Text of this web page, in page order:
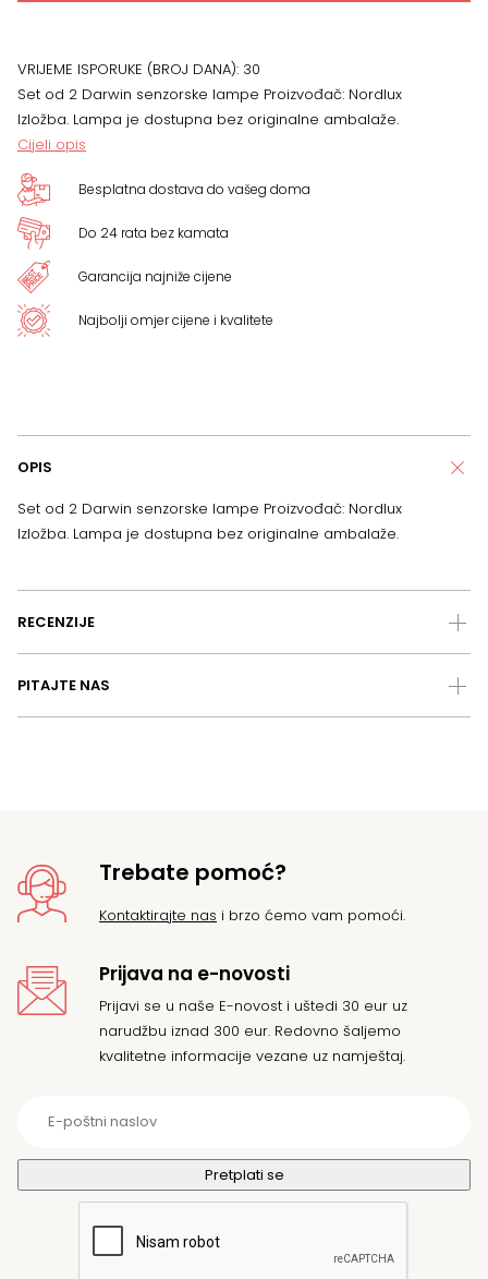
količina
VRIJEME ISPORUKE (BROJ DANA): 30
Set od 2 Darwin senzorske lampe Proizvođač: Nordlux
Izložba. Lampa je dostupna bez originalne ambalaže.
Cijeli opis
Besplatna dostava do vašeg doma
Do 24 rata bez kamata
Garancija najniže cijene
Najbolji omjer cijene i kvalitete
OPIS
Set od 2 Darwin senzorske lampe Proizvođač: Nordlux
Izložba. Lampa je dostupna bez originalne ambalaže.
RECENZIJE
PITAJTE NAS
Trebate pomoć?
Kontaktirajte nas i brzo ćemo vam pomoći.
Prijava na e-novosti
Prijavi se u naše E-novost i uštedi 30 eur uz
narudžbu iznad 300 eur. Redovno šaljemo
kvalitetne informacije vezane uz namještaj.